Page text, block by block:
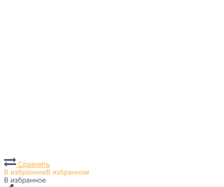
Сравнить
В избранноеВ избранном
В избранное